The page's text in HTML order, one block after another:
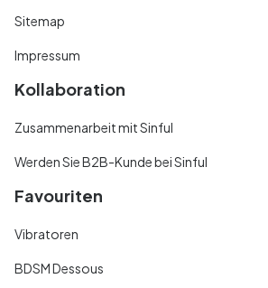
Sitemap
Impressum
Kollaboration
Zusammenarbeit mit Sinful
Werden Sie B2B-Kunde bei Sinful
Favouriten
Vibratoren
BDSM Dessous